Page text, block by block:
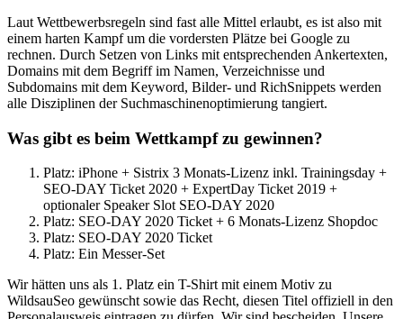
Laut Wettbewerbsregeln sind fast alle Mittel erlaubt, es ist also mit
einem harten Kampf um die vordersten Plätze bei Google zu
rechnen. Durch Setzen von Links mit entsprechenden Ankertexten,
Domains mit dem Begriff im Namen, Verzeichnisse und
Subdomains mit dem Keyword, Bilder- und RichSnippets werden
alle Disziplinen der Suchmaschinenoptimierung tangiert.
Was gibt es beim Wettkampf zu gewinnen?
Platz: iPhone + Sistrix 3 Monats-Lizenz inkl. Trainingsday +
SEO-DAY Ticket 2020 + ExpertDay Ticket 2019 +
optionaler Speaker Slot SEO-DAY 2020
Platz: SEO-DAY 2020 Ticket + 6 Monats-Lizenz Shopdoc
Platz: SEO-DAY 2020 Ticket
Platz: Ein Messer-Set
Wir hätten uns als 1. Platz ein T-Shirt mit einem Motiv zu
WildsauSeo gewünscht sowie das Recht, diesen Titel offiziell in den